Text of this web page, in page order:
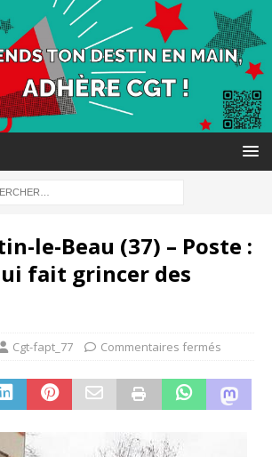
le-Beau (37) – Poste :
fait grincer des
Cgt-fapt_77 Commentaires fermés